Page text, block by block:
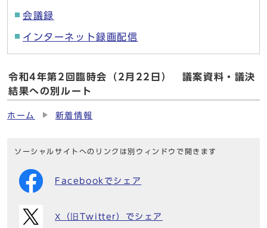
会議録
インターネット録画配信
令和4年第2回臨時会（2月22日） 議案資料・議決
結果への別ルート
ホーム 新着情報
ソーシャルサイトへのリンクは別ウィンドウで開きます
Facebookでシェア
X（旧Twitter）でシェア